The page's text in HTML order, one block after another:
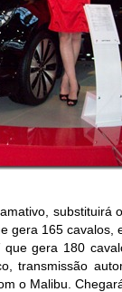
substituirá
gera 165
gera 180
transmissão
o Malibu.